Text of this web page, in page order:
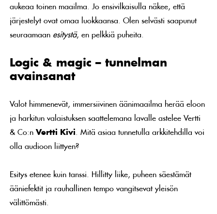
aukeaa toinen maailma. Jo ensivilkaisulla näkee, että
järjestelyt ovat omaa luokkaansa. Olen selvästi saapunut
seuraamaan esitystä, en pelkkiä puheita.
Logic & magic – tunnelman
avainsanat
Valot himmenevät, immersiivinen äänimaailma herää eloon
ja harkitun valaistuksen saattelemana lavalle astelee Vertti
& Co:n Vertti Kivi . Mitä asiaa tunnetulla arkkitehdilla voi
olla audioon liittyen?
Esitys etenee kuin tanssi. Hillitty liike, puheen säestämät
ääniefektit ja rauhallinen tempo vangitsevat yleisön
välittömästi.